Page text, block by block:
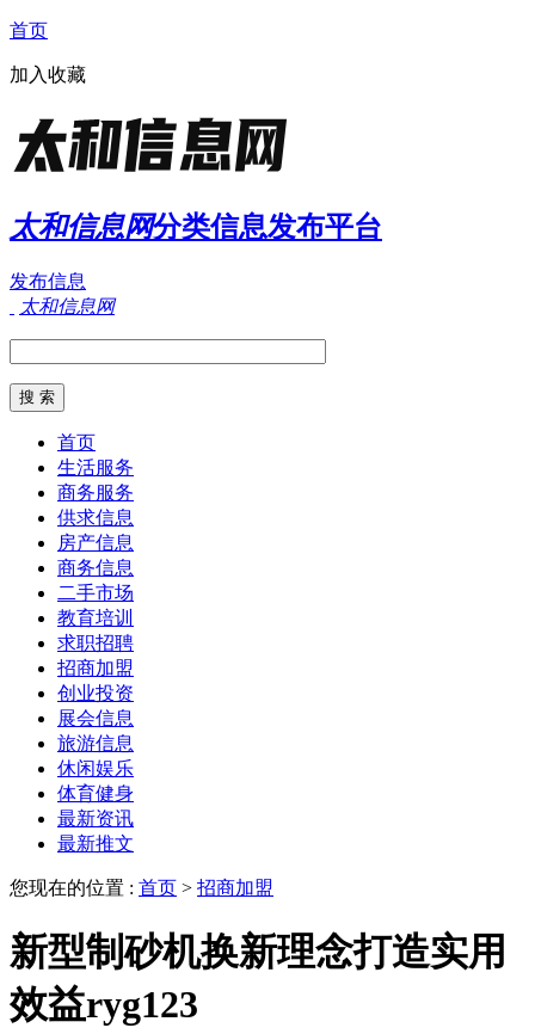
首页
加入收藏
太和信息网分类信息发布平台
发布信息
太和信息网
首页
生活服务
商务服务
供求信息
房产信息
商务信息
二手市场
教育培训
求职招聘
招商加盟
创业投资
展会信息
旅游信息
休闲娱乐
体育健身
最新资讯
最新推文
您现在的位置 : 首页 > 招商加盟
新型制砂机换新理念打造实用
效益ryg123